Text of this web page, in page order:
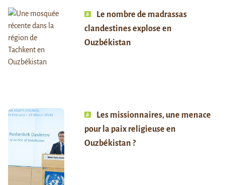
Le nombre de madrassas
clandestines explose en
Ouzbékistan
Les missionnaires, une menace
pour la paix religieuse en
Ouzbékistan ?